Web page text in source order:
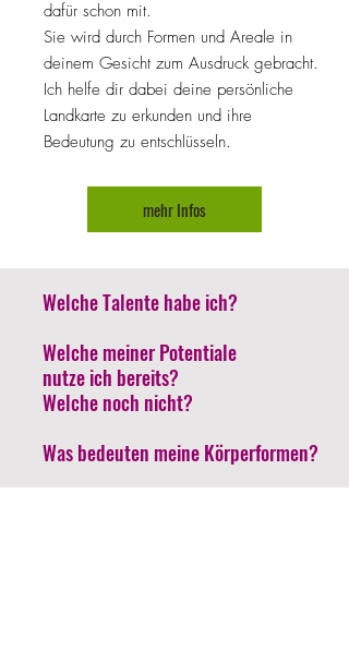
dafür schon mit.
Sie wird durch Formen und Areale in
deinem Gesicht zum Ausdruck gebracht.
Ich helfe dir dabei deine persönliche
Landkarte zu erkunden und ihre
Bedeutung zu entschlüsseln.
mehr Infos
Welche Talente habe ich?
Welche meiner Potentiale
nutze ich bereits?
Welche noch nicht?
Was bedeuten meine Körperformen?